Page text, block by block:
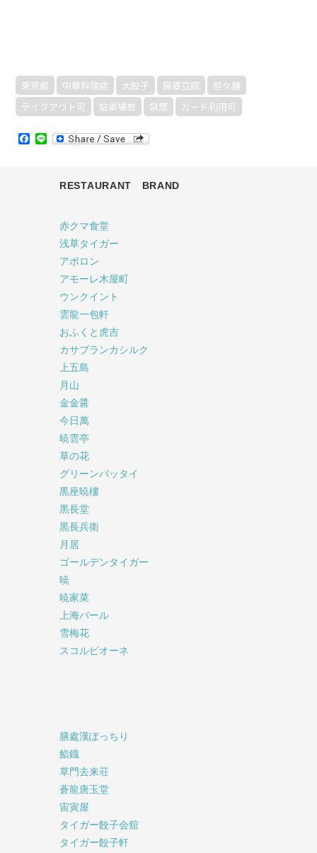
東京都 中華料理店 大餃子 麻婆豆腐
担々麺
テイクアウト可
駐車場有 禁煙 カード利用可
Facebook
Line
RESTAURANT BRAND
赤クマ食堂
浅草タイガー
アポロン
アモーレ木屋町
ウンクイント
雲龍一包軒
おふくと虎吉
カサブランカシルク
上五島
月山
金金醤
今日萬
暁雲亭
草の花
グリーンパッタイ
黒座暁樓
黒長堂
黒長兵衛
月居
ゴールデンタイガー
暁
暁家菜
上海バール
雪梅花
スコルピオーネ
膳處漢ぽっちり
鮨鐡
草門去来荘
蒼龍唐玉堂
宙寅屋
タイガー餃子会舘
タイガー餃子軒